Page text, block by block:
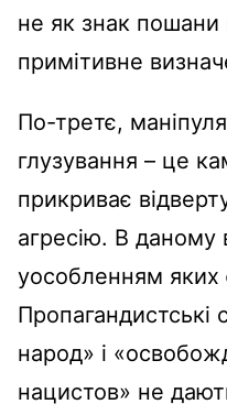
не як знак
примітивне
По-третє,
глузування – це
прикриває
агресію. В даному
уособленням яких
Пропагандистські
народ» і
нацистов» не